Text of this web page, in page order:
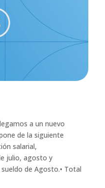
a un nuevo
de la siguiente
salarial,
julio, agosto y
de Agosto.• Total